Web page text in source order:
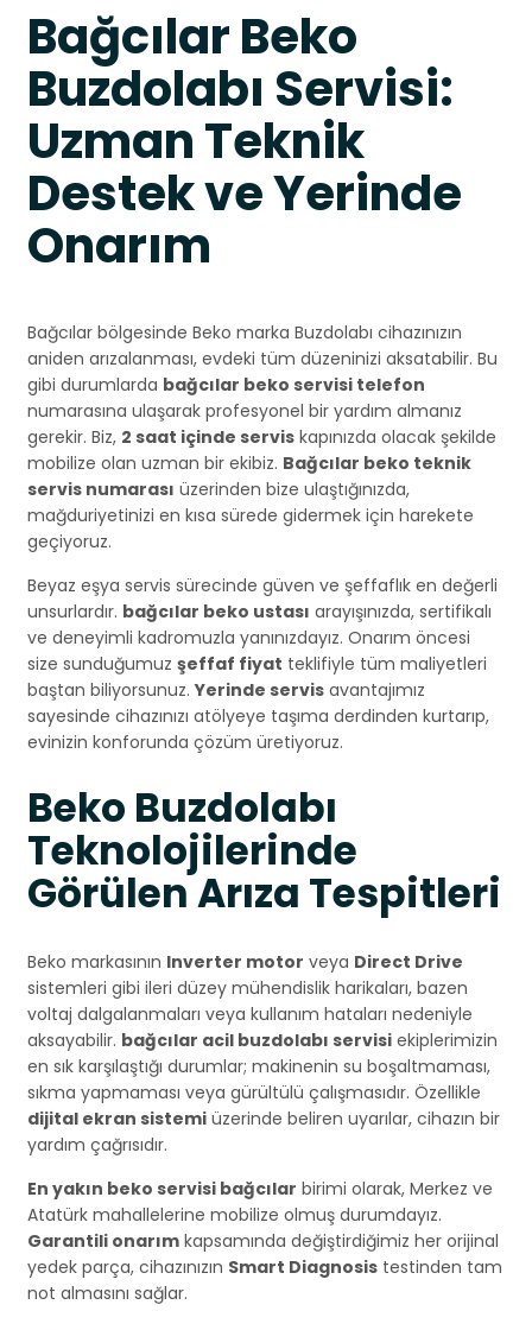
Bağcılar Beko
Buzdolabı Servisi:
Uzman Teknik
Destek ve Yerinde
Onarım
Bağcılar bölgesinde Beko marka Buzdolabı cihazınızın
aniden arızalanması, evdeki tüm düzeninizi aksatabilir. Bu
gibi durumlarda bağcılar beko servisi telefon
numarasına ulaşarak profesyonel bir yardım almanız
gerekir. Biz, 2 saat içinde servis kapınızda olacak şekilde
mobilize olan uzman bir ekibiz. Bağcılar beko teknik
servis numarası üzerinden bize ulaştığınızda,
mağduriyetinizi en kısa sürede gidermek için harekete
geçiyoruz.
Beyaz eşya servis sürecinde güven ve şeffaflık en değerli
unsurlardır. bağcılar beko ustası arayışınızda, sertifikalı
ve deneyimli kadromuzla yanınızdayız. Onarım öncesi
size sunduğumuz şeffaf fiyat teklifiyle tüm maliyetleri
baştan biliyorsunuz.Yerinde servis avantajımız
sayesinde cihazınızı atölyeye taşıma derdinden kurtarıp,
evinizin konforunda çözüm üretiyoruz.
Beko Buzdolabı
Teknolojilerinde
Görülen Arıza Tespitleri
Beko markasının Inverter motor veya Direct Drive
sistemleri gibi ileri düzey mühendislik harikaları, bazen
voltaj dalgalanmaları veya kullanım hataları nedeniyle
aksayabilir. bağcılar acil buzdolabı servisi ekiplerimizin
en sık karşılaştığı durumlar; makinenin su boşaltmaması,
sıkma yapmaması veya gürültülü çalışmasıdır. Özellikle
dijital ekran sistemi üzerinde beliren uyarılar, cihazın bir
yardım çağrısıdır.
En yakın beko servisi bağcılar birimi olarak, Merkez ve
Atatürk mahallelerine mobilize olmuş durumdayız.
Garantili onarım kapsamında değiştirdiğimiz her orijinal
yedek parça, cihazınızın Smart Diagnosis testinden tam
not almasını sağlar.